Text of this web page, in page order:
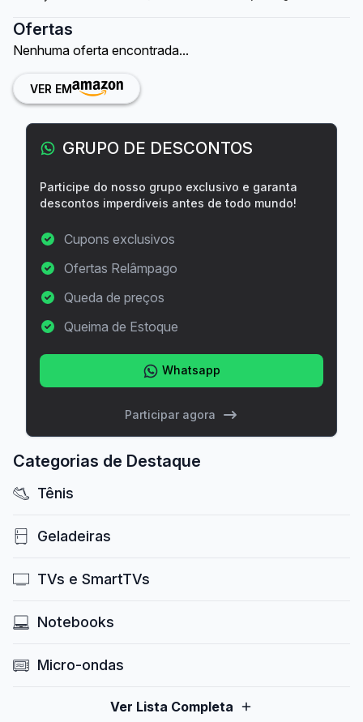
Ofertas
Nenhuma oferta encontrada...
VER EM
GRUPO DE DESCONTOS
Participe do nosso grupo exclusivo e garanta
descontos imperdíveis antes de todo mundo!
Cupons exclusivos
Ofertas Relâmpago
Queda de preços
Queima de Estoque
Whatsapp
Participar agora
Categorias de Destaque
Tênis
Geladeiras
TVs e SmartTVs
Notebooks
Micro-ondas
Ver Lista Completa